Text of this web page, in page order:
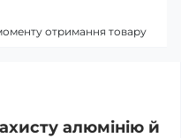
алюмінію й
отримання товару